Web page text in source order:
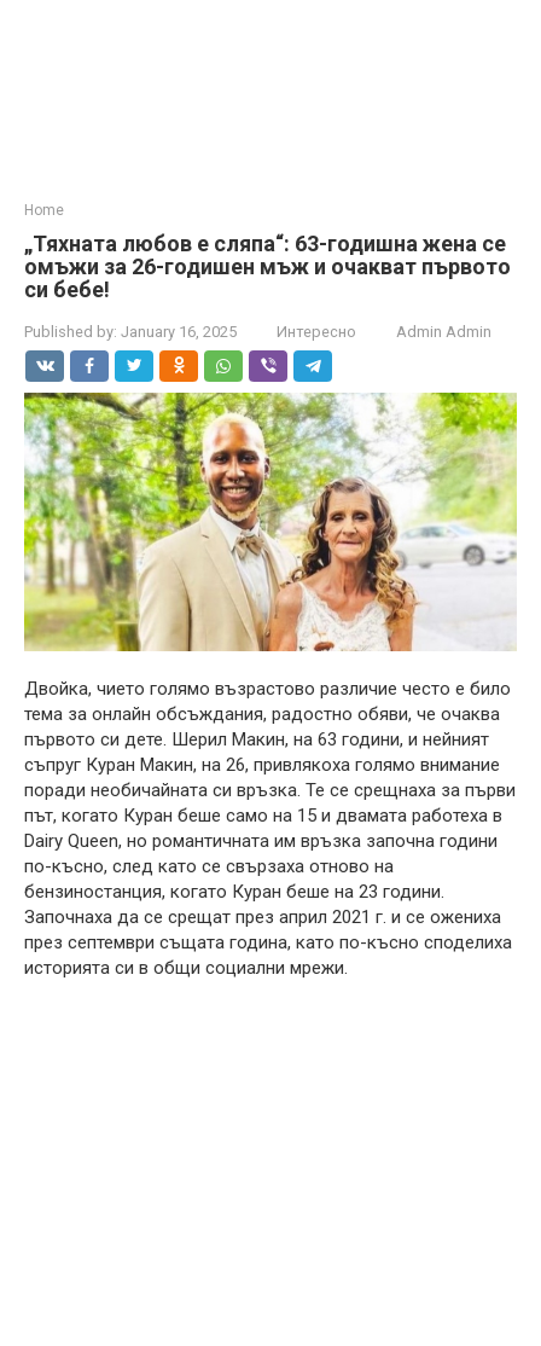
Home
„Тяхната любов е сляпа“: 63-годишна жена се
омъжи за 26-годишен мъж и очакват първото
си бебе!
Published by: January 16, 2025 Интересно Admin Admin
Двойка, чието голямо възрастово различие често е било
тема за онлайн обсъждания, радостно обяви, че очаква
първото си дете. Шерил Макин, на 63 години, и нейният
съпруг Куран Макин, на 26, привлякоха голямо внимание
поради необичайната си връзка. Те се срещнаха за първи
път, когато Куран беше само на 15 и двамата работеха в
Dairy Queen, но романтичната им връзка започна години
по-късно, след като се свързаха отново на
бензиностанция, когато Куран беше на 23 години.
Започнаха да се срещат през април 2021 г. и се ожениха
през септември същата година, като по-късно споделиха
историята си в общи социални мрежи.